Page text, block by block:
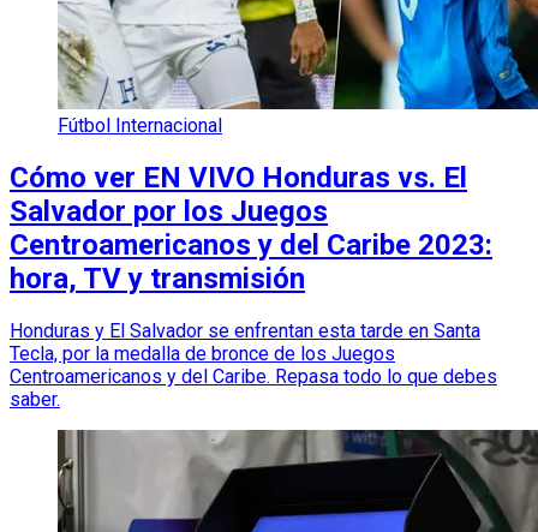
Fútbol Internacional
Cómo ver EN VIVO Honduras vs. El
Salvador por los Juegos
Centroamericanos y del Caribe 2023:
hora, TV y transmisión
Honduras y El Salvador se enfrentan esta tarde en Santa
Tecla, por la medalla de bronce de los Juegos
Centroamericanos y del Caribe. Repasa todo lo que debes
saber.